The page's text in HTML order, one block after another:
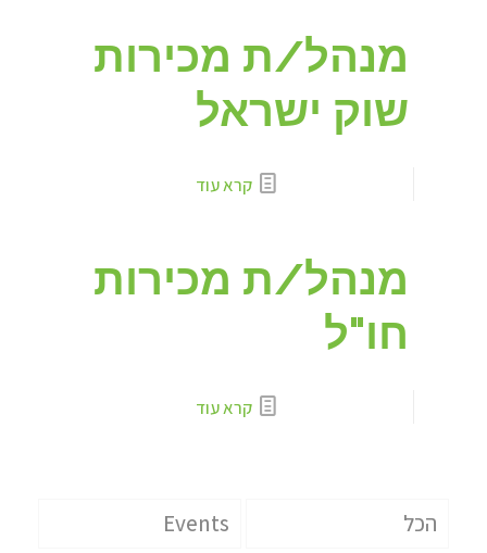
מנהל/ת מכירות
שוק ישראל
קרא עוד
מנהל/ת מכירות
חו"ל
קרא עוד
הכל
Events